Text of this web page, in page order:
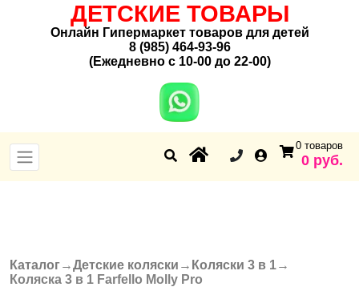
ДЕТСКИЕ ТОВАРЫ
Онлайн Гипермаркет товаров для детей
8 (985) 464-93-96
(Ежедневно с 10-00 до 22-00)
0 товаров
0 руб.
Вы здесь
Каталог→Детские коляски → Коляски 3 в 1→
Коляска 3 в 1 Farfello Molly Pro